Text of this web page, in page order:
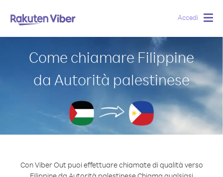
Accedi
Come chiamare Filippine
da Autorità palestinese
Con Viber Out puoi effettuare chiamate di qualità verso